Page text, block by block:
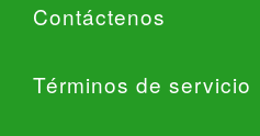
Contáctenos
Términos de servicio